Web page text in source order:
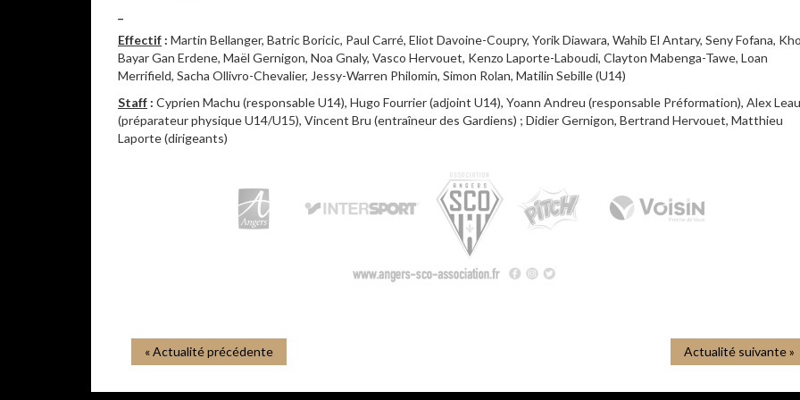
Effectif : Martin Bellanger, Batric Boricic, Paul Carré, Eliot Davoine-Coupry, Yorik Diawara, Wahib El Antary, Seny Fofana,
Bayar Gan Erdene, Maël Gernigon, Noa Gnaly, Vasco Hervouet, Kenzo Laporte-Laboudi, Clayton Mabenga-Tawe, Loan
Merrifield, Sacha Ollivro-Chevalier, Jessy-Warren Philomin, Simon Rolan, Matilin Sebille (U14)
Staff : Cyprien Machu (responsable U14), Hugo Fourrier (adjoint U14), Yoann Andreu (responsable Préformation), Alex Leau
(préparateur physique U14/U15), Vincent Bru (entraîneur des Gardiens) ; Didier Gernigon, Bertrand Hervouet, Matthieu
Laporte (dirigeants)
« Actualité précédente Actualité suivante »